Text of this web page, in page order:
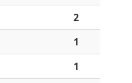
2
1
1